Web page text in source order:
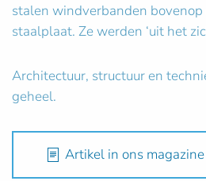
stalen windverbanden
staalplaat. Ze werden ‘uit het
Architectuur, structuur en
geheel.
Artikel in ons magazine